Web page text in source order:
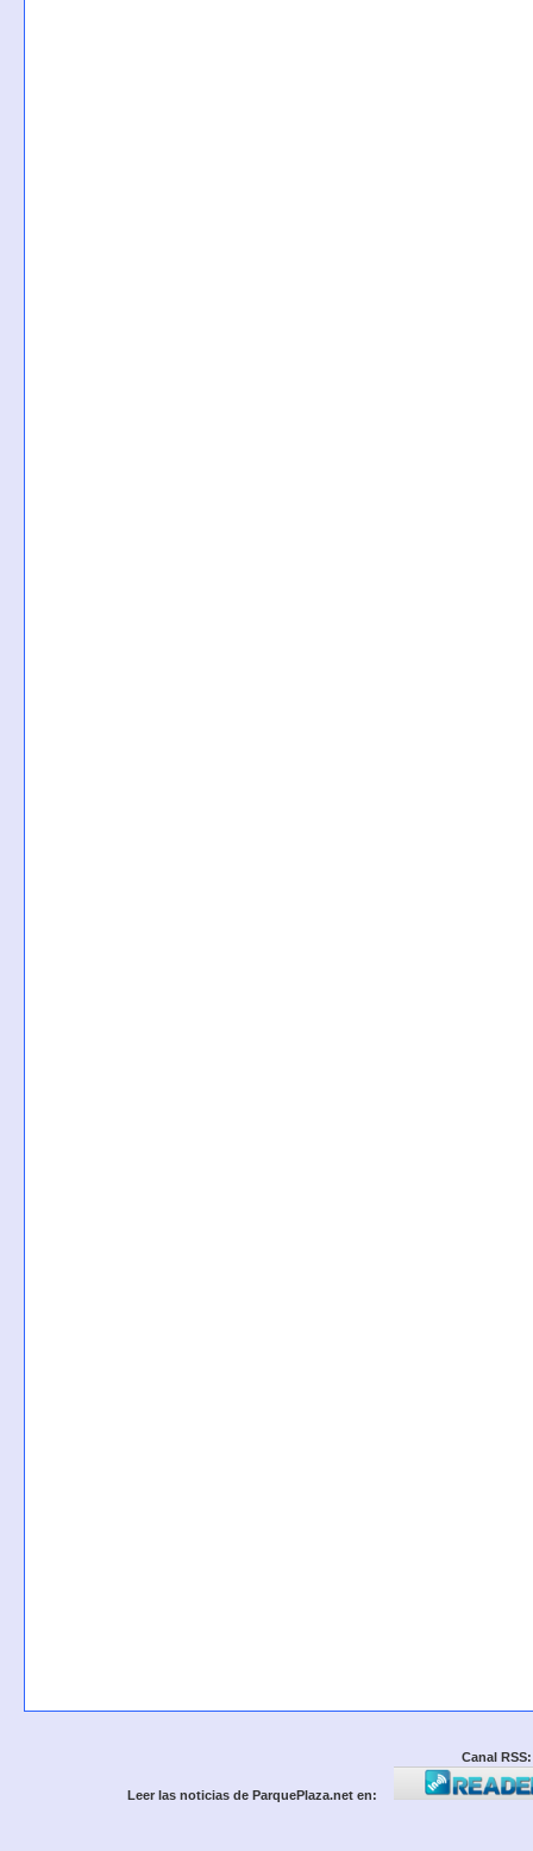
Canal RSS:
Leer las noticias de ParquePlaza.net en: